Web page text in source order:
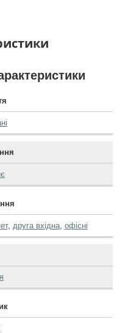
, друга вхідна, офісні